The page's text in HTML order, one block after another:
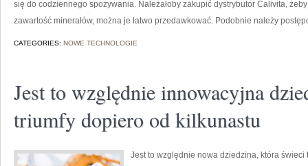
się do codziennego spożywania. Należałoby zakupić dystrybutor Calivita,
zawartość minerałów, można je łatwo przedawkować. Podobnie należy
CATEGORIES: NOWE TECHNOLOGIE
Jest to względnie innowacyjna
triumfy dopiero od kilkunastu
Jest to względnie nowa dziedzina, która świeci